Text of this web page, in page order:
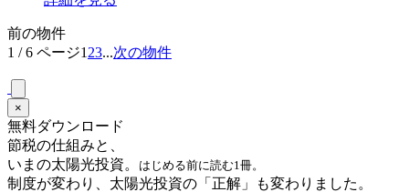
前の物件
1 / 6 ページ1 23...次の物件
×
無料ダウンロード
節税の仕組みと、
いまの太陽光投資。
はじめる前に読む1冊。
制度が変わり、太陽光投資の「正解」も変わりました。